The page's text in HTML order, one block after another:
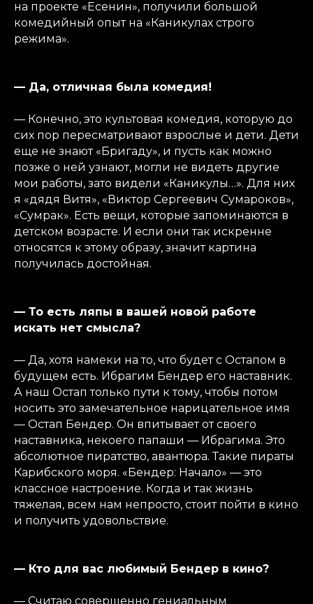
на проекте «Есенин», получили большой
комедийный опыт на «Каникулах строго
режима».
— Да, отличная была комедия!
— Конечно, это культовая комедия, которую до
сих пор пересматривают взрослые и дети. Дети
еще не знают «Бригаду», и пусть как можно
позже о ней узнают, могли не видеть другие
мои работы, зато видели «Каникулы…». Для них
я «дядя Витя», «Виктор Сергеевич Сумароков»,
«Сумрак». Есть вещи, которые запоминаются в
детском возрасте. И если они так искренне
относятся к этому образу, значит картина
получилась достойная.
— То есть ляпы в вашей новой работе
искать нет смысла?
— Да, хотя намеки на то, что будет с Остапом в
будущем есть. Ибрагим Бендер его наставник.
А наш Остап только пути к тому, чтобы потом
носить это замечательное нарицательное имя
— Остап Бендер. Он впитывает от своего
наставника, некоего папаши — Ибрагима. Это
абсолютное пиратство, авантюра. Такие пираты
Карибского моря. «Бендер: Начало» — это
классное настроение. Когда и так жизнь
тяжелая, всем нам непросто, стоит пойти в кино
и получить удовольствие.
— Кто для вас любимый Бендер в кино?
— Считаю совершенно гениальным